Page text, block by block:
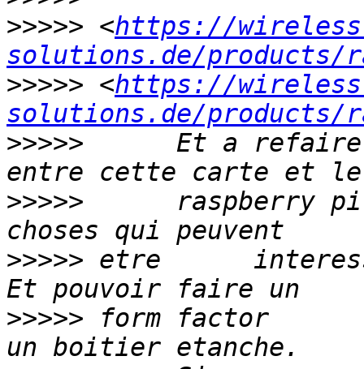
>>>>> <https://
solutions.de/products/
>>>>> <https://
solutions.de/products/
>>>>> Et a refaire la
>>>>> raspberry pi
>>>>> etre
>>>>> form factor